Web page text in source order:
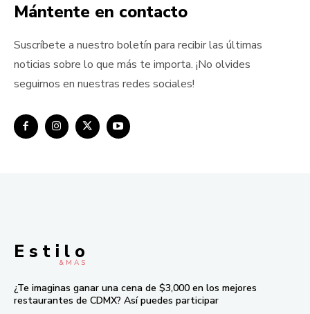
Mántente en contacto
Suscríbete a nuestro boletín para recibir las últimas
noticias sobre lo que más te importa. ¡No olvides
seguirnos en nuestras redes sociales!
E s t i l o
& M À S
¿Te imaginas ganar una cena de $3,000 en los mejores
restaurantes de CDMX? Así puedes participar